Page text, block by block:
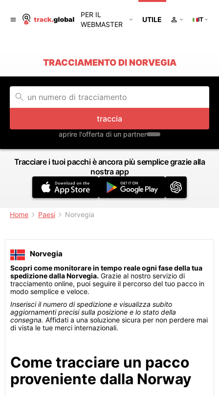
PER IL
WEBMASTER
UTILE IT
TRACCIAMENTO DI NORVEGIA
traccia
aprire l'offerta di un partner
Tracciare i tuoi pacchi è ancora più semplice grazie alla
nostra app
Home Paesi Norvegia
Norvegia
Scopri come monitorare in tempo reale ogni fase della tua
spedizione dalla Norvegia. Grazie al nostro servizio di
tracciamento online, puoi seguire il percorso del tuo pacco in
modo semplice e veloce.
Inserisci il numero di spedizione e visualizza subito
aggiornamenti precisi sulla posizione e lo stato della
consegna. Affidati a una soluzione sicura per non perdere mai
di vista le tue merci internazionali.
Come tracciare un pacco
proveniente dalla Norway